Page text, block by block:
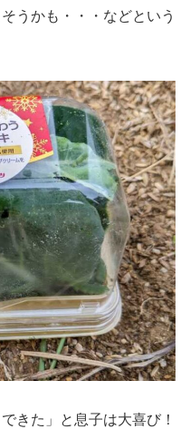
うかも・・・などという
きた」と息子は大喜び！